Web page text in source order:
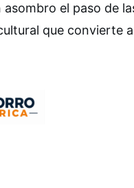
el paso de
que convierte